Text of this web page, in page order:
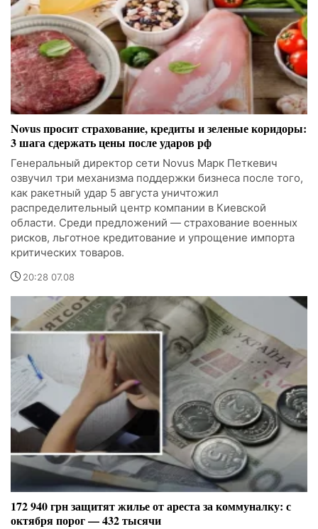
Novus просит страхование, кредиты и зеленые коридоры:
3 шага сдержать цены после ударов рф
Генеральный директор сети Novus Марк Петкевич
озвучил три механизма поддержки бизнеса после того,
как ракетный удар 5 августа уничтожил
распределительный центр компании в Киевской
области. Среди предложений — страхование военных
рисков, льготное кредитование и упрощение импорта
критических товаров.
20:28 07.08
172 940 грн защитят жилье от ареста за коммуналку: с
октября порог — 432 тысячи